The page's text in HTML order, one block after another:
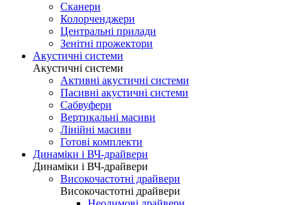
Сканери
Колорченджери
Центральні прилади
Зенітні прожектори
Акустичні системи
Акустичні системи
Активні акустичні системи
Пасивні акустичні системи
Сабвуфери
Вертикальні масиви
Лінійні масиви
Готові комплекти
Динаміки і ВЧ-драйвери
Динаміки і ВЧ-драйвери
Високочастотні драйвери
Високочастотні драйвери